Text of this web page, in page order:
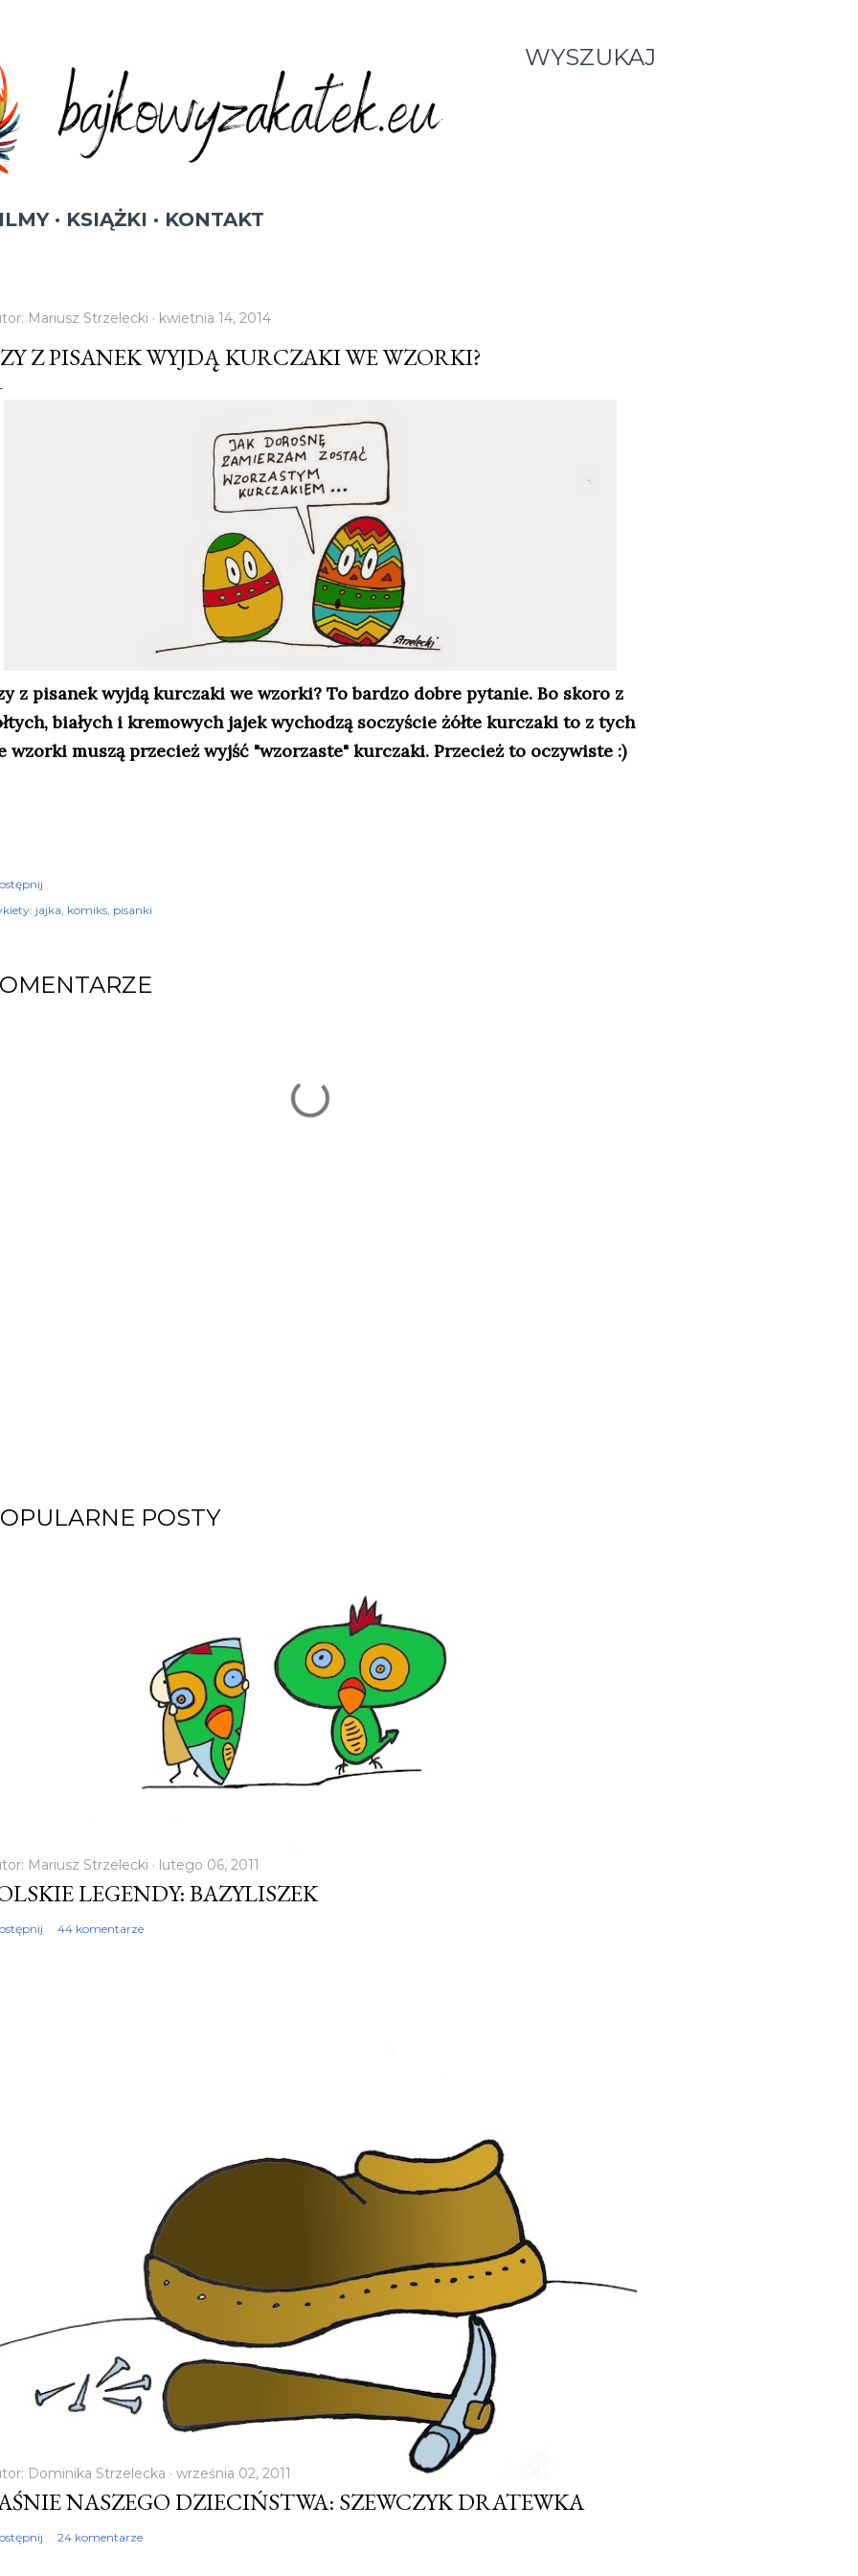
WYSZUKAJ
KSIĄŻKI KONTAKT
Mariusz Strzelecki kwietnia 14, 2014
Z PISANEK WYJDĄ KURCZAKI WE WZORKI?
z pisanek wyjdą kurczaki we wzorki? To bardzo dobre pytanie. Bo skoro z
białych i kremowych jajek wychodzą soczyście żółte kurczaki to z tych
wzorki muszą przecież wyjść "wzorzaste" kurczaki. Przecież to oczywiste :)
jajka komiks pisanki
POSTY
Mariusz Strzelecki lutego 06, 2011
LEGENDY: BAZYLISZEK
44 komentarze
Dominika Strzelecka września 02, 2011
NASZEGO DZIECIŃSTWA: SZEWCZYK DRATEWKA
24 komentarze